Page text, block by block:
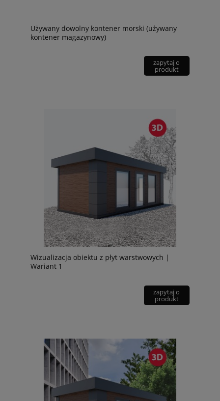
Używany dowolny kontener morski (używany
kontener magazynowy)
zapytaj o
produkt
Wizualizacja obiektu z płyt warstwowych |
Wariant 1
zapytaj o
produkt